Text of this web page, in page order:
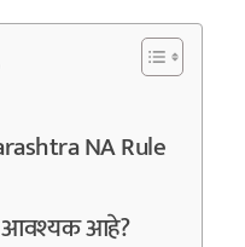
NA Rule
आवश्यक आहे?